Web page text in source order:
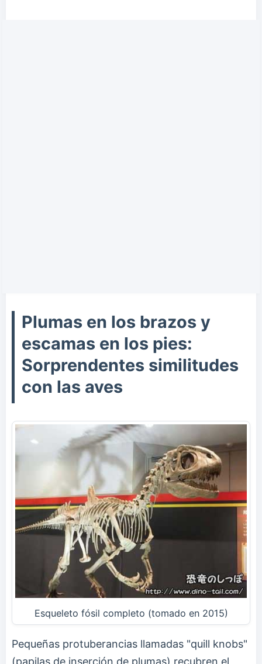
Plumas en los brazos y
escamas en los pies:
Sorprendentes similitudes
con las aves
Esqueleto fósil completo (tomado en 2015)
Pequeñas protuberancias llamadas "quill knobs"
(papilas de inserción de plumas) recubren el